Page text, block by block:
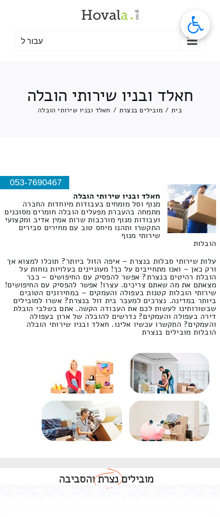
עבור ל
חאלד ובניו שירותי הובלה
בית / מובילים בנצרת / חאלד ובניו שירותי הובלה
053-7690467
חאלד ובניו שירותי הובלה
מנוף וסל מומחים בעבודות מיוחדות החברה
מתמחה בהעברת מפעלים הובלה חומרים מסוכנים
ועבודות מנוף מורכבות שרות אמין אדיב ומקצועי
התקשרו ותהנו מיחס טוב עם מחירים סבירים
שירותי מנוף
הובלות
עלות שירותי סבלות בנצרת – איפה הזול ביותר? תוכלו למצוא אך
ורק כאן – ואנו מתחייבים על כך! מעוניינים בעלויות נוחות על
הובלת רהיטים בנצרת? אפשר להפסיק עם החיפושים – כבר
מצאתם את מה שאתם צריכים. עצרו! אפשר להפסיק עם החיפושים!
שירותי הובלות קטנות בעפולה והעמקים – במחירונים הטובים
ביותר במדינה. נצרכים למעבר בית זול בנצרת? אשרו למובילים
שבשורותינו לעשות לכם את העבודה הקשה. אתם בשלבי הובלת
דירה בעפולה והעמקים? נדרשים להובלה של ארון בעפולה
והעמקים? התקשרו עכשיו אלינו. חאלד ובניו שירותי הובלה
הובלות מובילים בנצרת
מוביליםנצרתוהסביבה